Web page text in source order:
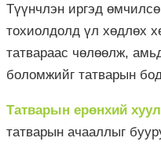
Түүнчлэн иргэд
тохиолдолд үл хөдлөх
татвараас чөлөөлж,
боломжийг татварын
Татварын ерөнхий
татварын ачааллыг